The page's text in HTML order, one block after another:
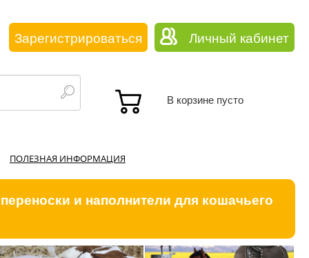
Зарегистрироваться Личный кабинет
В корзине пусто
ПОЛЕЗНАЯ ИНФОРМАЦИЯ
и наполнители для кошачьего